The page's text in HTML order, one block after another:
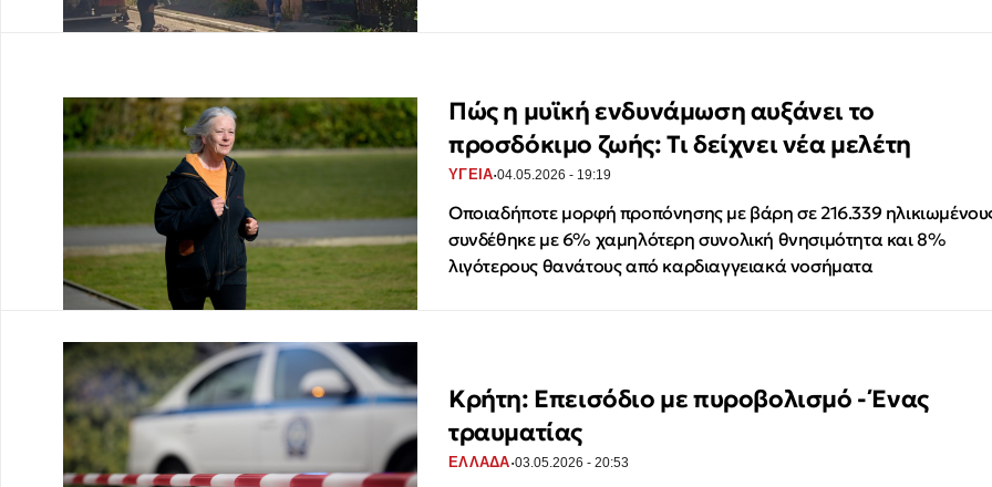
Πώς η μυϊκή ενδυνάμωση αυξάνει το
προσδόκιμο ζωής: Τι δείχνει νέα μελέτη
ΥΓΕΙΑ·04.05.2026 - 19:19
Oποιαδήποτε μορφή προπόνησης με βάρη σε 216.339
συνδέθηκε με 6% χαμηλότερη συνολική θνησιμότητα και 8%
λιγότερους θανάτους από καρδιαγγειακά νοσήματα
Κρήτη: Επεισόδιο με πυροβολισμό - Ένας
τραυματίας
ΕΛΛΑΔΑ·03.05.2026 - 20:53